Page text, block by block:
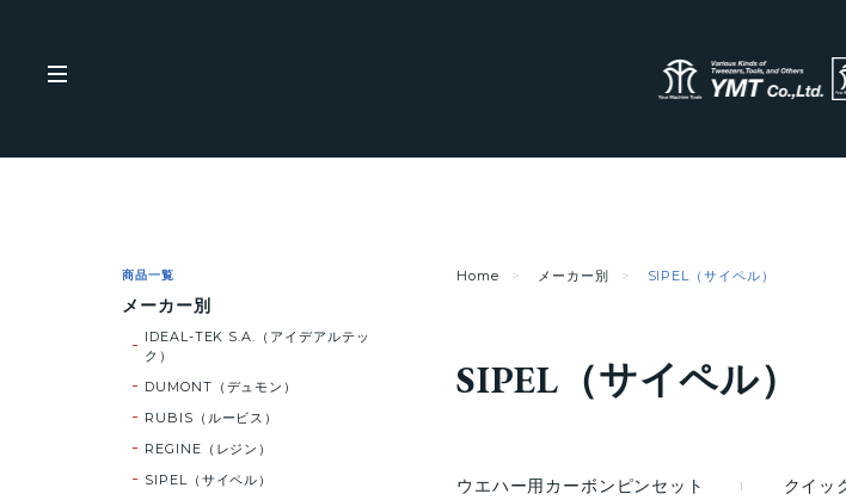
Home メーカー別 SIPEL（サイペル）
SIPEL（サイペル）
ウエハー用カーボンピンセット クイッ
商品一覧
メーカー別
IDEAL-TEK S.A.（アイデアルテッ
ク）
DUMONT（デュモン）
RUBIS（ルービス）
REGINE（レジン）
SIPEL（サイペル）